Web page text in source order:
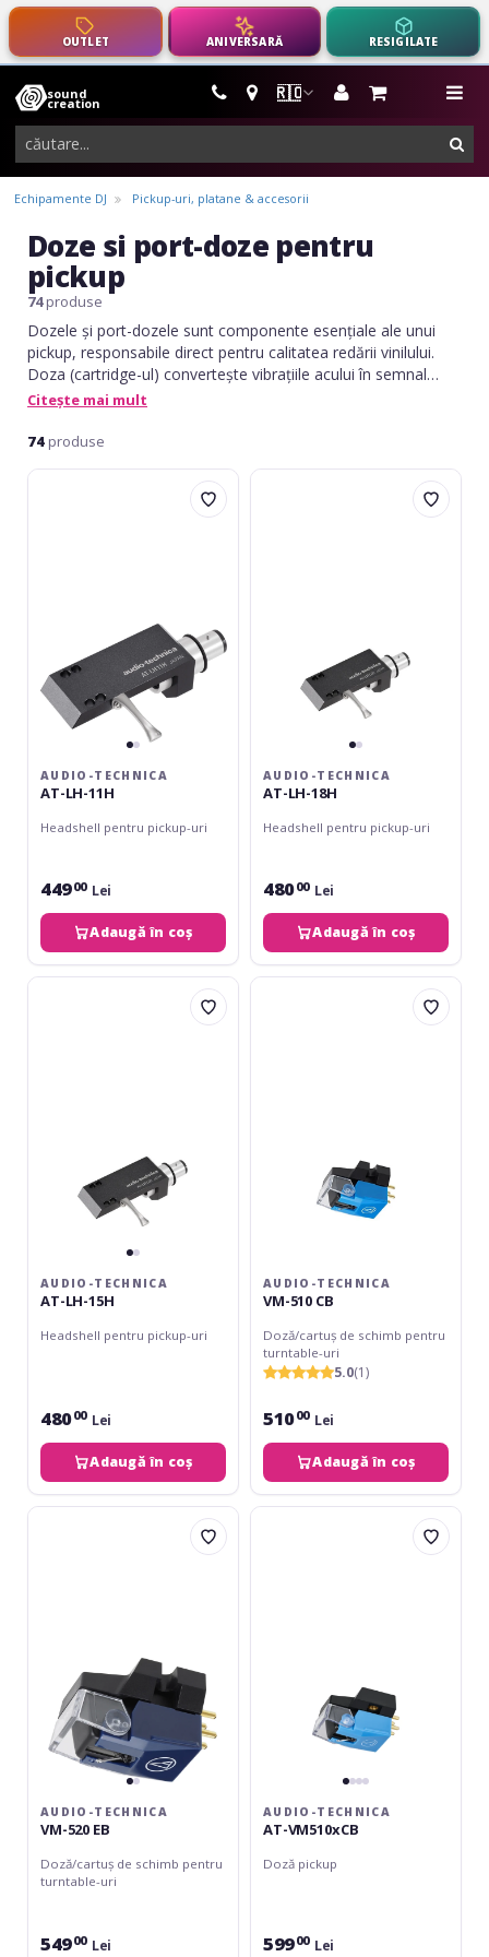
OUTLET ANIVERSARĂ RESIGILATE
🇷🇴
sound
creation
instrumente
muzicale,
echipamente
pro-
audio
Echipamente DJ Pickup-uri, platane & accesorii
Doze si port-doze pentru
pickup
74produse
Dozele și port-dozele sunt componente esențiale ale unui
pickup, responsabile direct pentru calitatea redării vinilului.
Doza (cartridge-ul) convertește vibrațiile acului în semnal
audio, influențând detaliul, claritatea și răspunsul în frecvență
care fixează doza pe brațul pickup-ului, asigurând montaj
permit ajustarea fină a sistemului de redare, oferind
performanță optimă atât pentru audiție HiFi, cât și pentru
Citește mai mult
74 produse
Audio-
AUDIO-TECHNICA
AT-LH-11H
Headshell pentru pickup-uri
44900 Lei
Adaugă în coș
Audio-
AUDIO-TECHNICA
AT-LH-18H
Headshell pentru pickup-uri
48000 Lei
Adaugă în coș
Audio-
AUDIO-TECHNICA
AT-LH-15H
Headshell pentru pickup-uri
48000 Lei
Adaugă în coș
Audio-
AUDIO-TECHNICA
VM-510 CB
Doză/cartuș de schimb pentru
turntable-uri
5.0(1)
51000 Lei
Adaugă în coș
Audio-
AUDIO-TECHNICA
VM-520 EB
Doză/cartuș de schimb pentru
turntable-uri
54900 Lei
Audio-
AUDIO-TECHNICA
AT-VM510xCB
Doză pickup
59900 Lei